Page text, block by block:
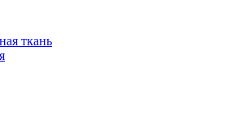
ткань